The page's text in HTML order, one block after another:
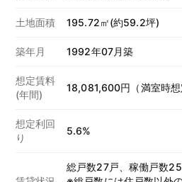
土地面積 195.72㎡(約59.2坪)
築年月 1992年07月築
想定賃料
(年間)
18,081,600円（満室時想
想定利回
り
5.6%
総戸数27戸、稼働戸数